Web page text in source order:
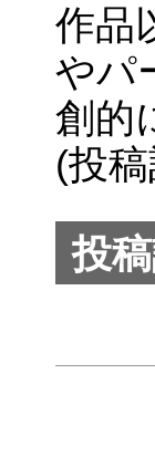
作品
やパ
創的
(投
投